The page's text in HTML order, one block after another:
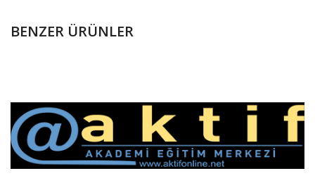
BENZER ÜRÜNLER